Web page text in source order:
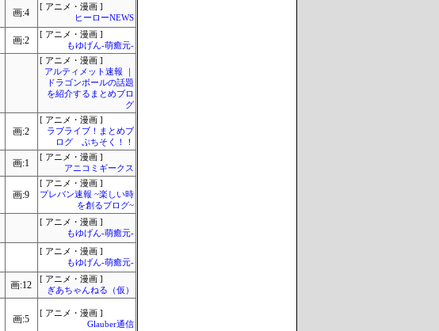
画:4
[ アニメ・漫画 ]
ヒーローNEWS
画:2
[ アニメ・漫画 ]
もゆげん-萌癒元-
[ アニメ・漫画 ]
アルティメット速報 ｜
ドラゴンボールの話題
を紹介するまとめブロ
グ
画:2
[ アニメ・漫画 ]
ラブライブ！まとめブ
ログ ぷちそく！！
画:1
[ アニメ・漫画 ]
アニコミギークス
画:9
[ アニメ・漫画 ]
プレバン速報 ~楽しい時
を創るブログ~
[ アニメ・漫画 ]
もゆげん-萌癒元-
[ アニメ・漫画 ]
もゆげん-萌癒元-
画:12
[ アニメ・漫画 ]
ぎあちゃんねる（仮）
画:5
[ アニメ・漫画 ]
Glauber通信